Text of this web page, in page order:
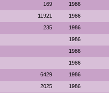
169 1986
11921 1986
235 1986
1986
1986
1986
6429 1986
2025 1986